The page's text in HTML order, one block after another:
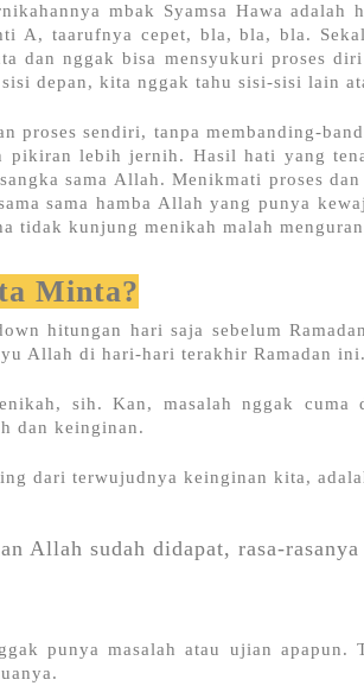
mbak Syamsa Hawa adalah
A, taarufnya cepet, bla, bla, bla.
dan nggak bisa mensyukuri proses
depan, kita nggak tahu sisi-sisi lain
proses sendiri, tanpa membanding-
pikiran lebih jernih. Hasil hati yang
sama Allah. Menikmati proses
sama hamba Allah yang punya
tidak kunjung menikah malah
Minta?
hitungan hari saja sebelum
Allah di hari-hari terakhir Ramadan ini.
sih. Kan, masalah nggak
dan keinginan.
dari terwujudnya keinginan kita,
Allah sudah didapat, rasa-
punya masalah atau ujian apapun.